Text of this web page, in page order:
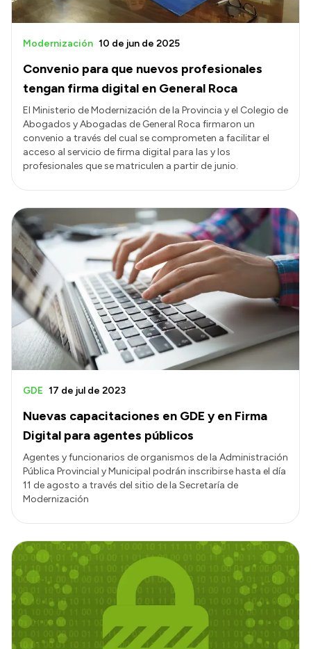
Inversión en Salud
Licitaciones
Convenio para que nuevos profesionales
tengan firma digital en General Roca
Modernización 10 de jun de 2025
El Ministerio de Modernización de la Provincia y el Colegio de
Abogados y Abogadas de General Roca firmaron un
convenio a través del cual se comprometen a facilitar el
acceso al servicio de firma digital para las y los
profesionales que se matriculen a partir de junio.
Nuevas capacitaciones en GDE y en Firma
Digital para agentes públicos
GDE 17 de jul de 2023
Agentes y funcionarios de organismos de la Administración
Pública Provincial y Municipal podrán inscribirse hasta el día
11 de agosto a través del sitio de la Secretaría de
Modernización